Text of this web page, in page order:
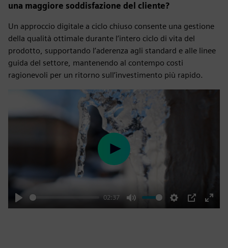
una maggiore soddisfazione del cliente?
Un approccio digitale a ciclo chiuso consente una gestione
della qualità ottimale durante l’intero ciclo di vita del
prodotto, supportando l’aderenza agli standard e alle linee
guida del settore, mantenendo al contempo costi
ragionevoli per un ritorno sull’investimento più rapido.
Play
02:37
Mute Settings
PIP
Enter
Play